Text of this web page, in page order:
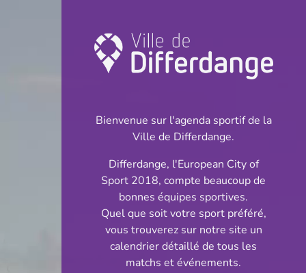
Championnat:
INFOS
28.04.2024
16:00
Stade Jaminet
Partager
Division 1 - Série 2
Bienvenue sur l'agenda sportif de la
Ville de Differdange.
Differdange, l'European City of
Sport 2018, compte beaucoup de
bonnes équipes sportives.
Quel que soit votre sport préféré,
vous trouverez sur notre site un
calendrier détaillé de tous les
matchs et événements.